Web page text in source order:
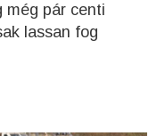
még pár centi
lassan fog